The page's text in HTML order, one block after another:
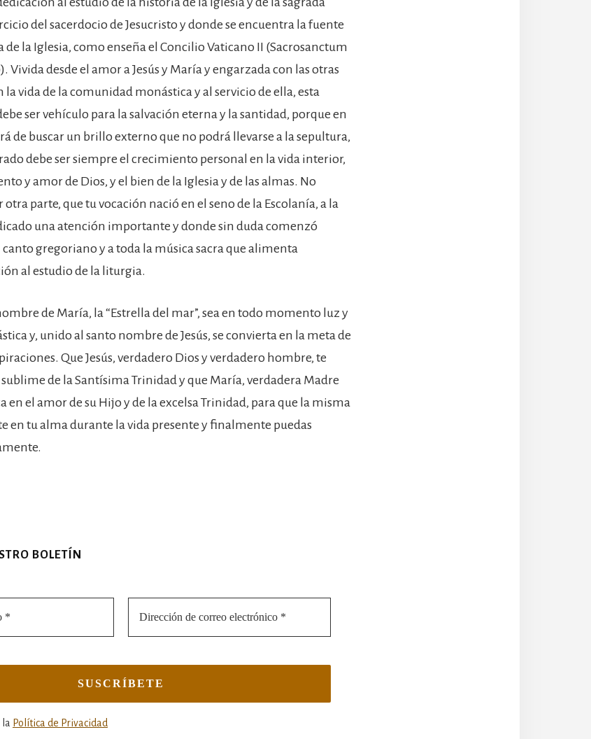
del sacerdocio de Jesucristo y donde se encuentra la fuente
de la Iglesia, como enseña el Concilio Vaticano II (Sacrosanctum
Vivida desde el amor a Jesús y María y engarzada con las otras
la vida de la comunidad monástica y al servicio de ella, esta
ser vehículo para la salvación eterna y la santidad, porque en
de buscar un brillo externo que no podrá llevarse a la sepultura,
debe ser siempre el crecimiento personal en la vida interior,
y amor de Dios, y el bien de la Iglesia y de las almas. No
parte, que tu vocación nació en el seno de la Escolanía, a la
una atención importante y donde sin duda comenzó
gregoriano y a toda la música sacra que alimenta
al estudio de la liturgia.
de María, la “Estrella del mar”, sea en todo momento luz y
y, unido al santo nombre de Jesús, se convierta en la meta de
Que Jesús, verdadero Dios y verdadero hombre, te
de la Santísima Trinidad y que María, verdadera Madre
en el amor de su Hijo y de la excelsa Trinidad, para que la misma
en tu alma durante la vida presente y finalmente puedas
BOLETÍN
Política de Privacidad